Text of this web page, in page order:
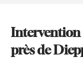
Intervention
près de